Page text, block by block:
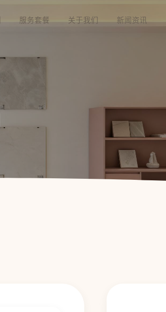
服务套餐 关于我们 新闻资讯